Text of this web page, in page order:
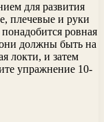
для развития
плечевые и руки
ровная
должны быть на
локти, и затем
упражнение 10-